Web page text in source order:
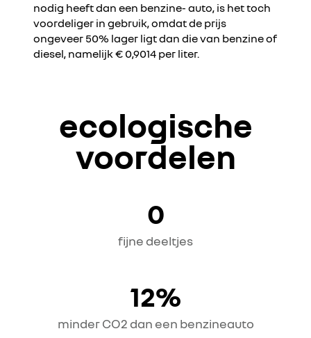
nodig heeft dan een benzine- auto, is het toch
voordeliger in gebruik, omdat de prijs
ongeveer 50% lager ligt dan die van benzine of
diesel, namelijk € 0,9014 per liter.
ecologische
voordelen
0
fijne deeltjes
12%
minder CO2 dan een benzineauto